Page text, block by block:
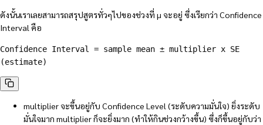
ดังนั้นเราเลยสามารถสรุปสูตรทั่วๆไปของช่วงที่ µ จะอยู่ ซึ่งเรียกว่า Confidence
Interval คือ
Confidence Interval = sample mean ± multiplier x SE
(estimate)
multiplier จะขึ้นอยู่กับ Confidence Level (ระดับความมั่นใจ) ยิ่งระดับ
มั่นใจมาก multiplier ก็จะยิ่งมาก (ทำให้กินช่วงกว้างขึ้น) ซึ่งก็ขึ้นอยู่กับว่า